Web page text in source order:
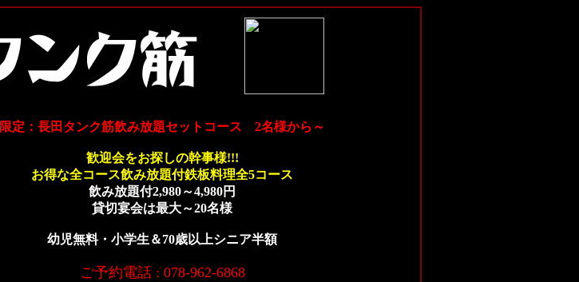
限定：長田タンク筋飲み放題セットコース 2名様から～
歓迎会をお探しの幹事様!!!
お得な全コース飲み放題付鉄板料理全5コース
飲み放題付2,980～4,980円
貸切宴会は最大～20名様
幼児無料・小学生＆70歳以上シニア半額
ご予約電話 : 078-962-6868